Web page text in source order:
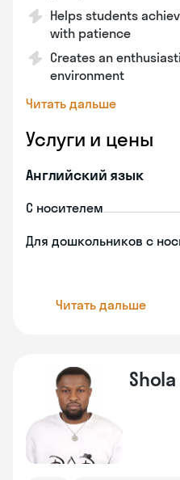
Helps students
with patience
Creates an
environment
Читать дальше
Услуги и цены
Английский язык
С носителем
Для дошкольников с
Читать дальше
Shola